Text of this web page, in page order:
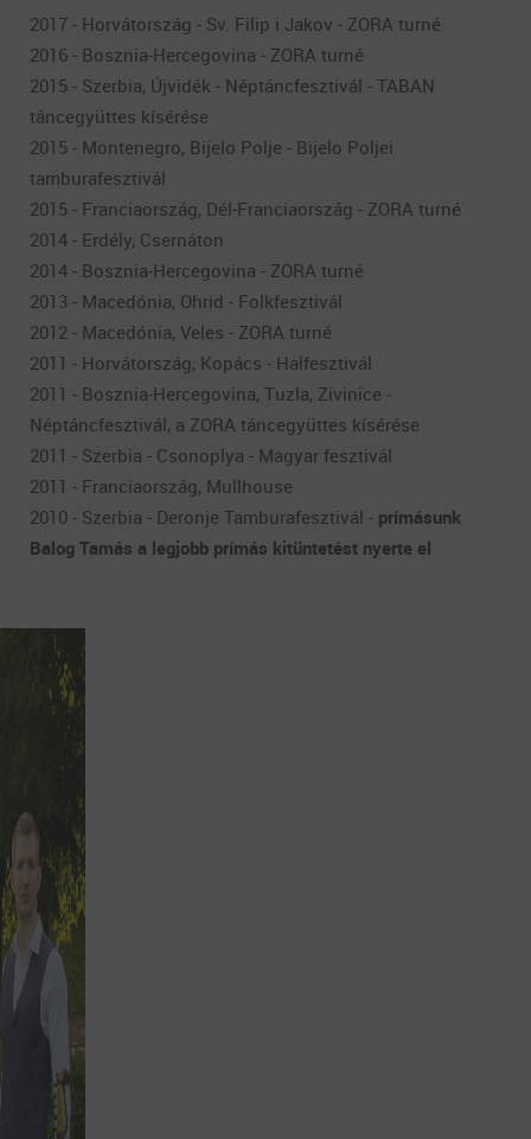
2017 - Horvátország - Sv. Filip i Jakov - ZORA turné
2016 - Bosznia-Hercegovina - ZORA turné
2015 - Szerbia, Újvidék - Néptáncfesztivál - TABAN
táncegyüttes kísérése
2015 - Montenegro, Bijelo Polje - Bijelo Poljei
tamburafesztivál
2015 - Franciaország, Dél-Franciaország - ZORA turné
2014 - Erdély, Csernáton
2014 - Bosznia-Hercegovina - ZORA turné
2013 - Macedónia, Ohrid - Folkfesztivál
2012 - Macedónia, Veles - ZORA turné
2011 - Horvátország, Kopács - Halfesztivál
2011 - Bosznia-Hercegovina, Tuzla, Zivinice -
Néptáncfesztivál, a ZORA táncegyüttes kísérése
2011 - Szerbia - Csonoplya - Magyar fesztivál
2011 - Franciaország, Mullhouse
2010 - Szerbia - Deronje Tamburafesztivál - prímásunk
Balog Tamás a legjobb prímás kitüntetést nyerte el